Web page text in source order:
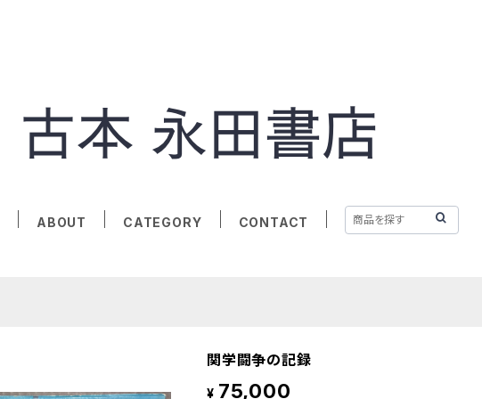
ABOUT CATEGORY CONTACT
関学闘争の記録
¥ 75,000